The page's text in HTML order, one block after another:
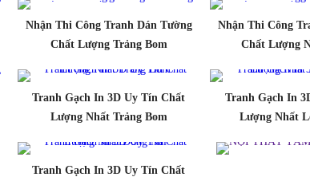
Nhận Thi Công Tranh Dán Tường
Chất Lượng Trảng Bom
Nhận Thi Công
Chất Lượng
Tranh Gạch In 3D Uy Tín Chất
Lượng Nhất Trảng Bom
Tranh Gạch In
Lượng Nhất
Tranh Gạch In 3D Uy Tín Chất